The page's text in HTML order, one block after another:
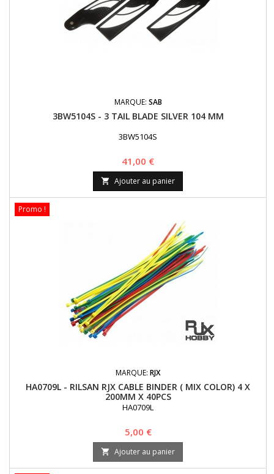
MARQUE: SAB
3BW5104S - 3 TAIL BLADE SILVER 104 MM
3BW5104S
Prix
41,00 €
 Ajouter au panier
Promo !
MARQUE: RJX
HA0709L - RILSAN RJX CABLE BINDER ( MIX COLOR) 4 X
200MM X 40PCS
HA0709L
Prix
5,00 €
 Ajouter au panier